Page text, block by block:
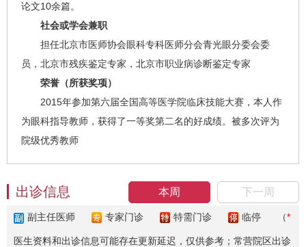
论文10余篇。
社会或学会兼职
担任北京市医师协会眼科专科医师分会青光眼分委会委
员，北京市残疾鉴定专家，北京市职业病诊断鉴定专家
荣誉（所获奖项）
2015年参加第六届全国高等医学院临床技能大赛，本人作
为眼科指导教师，获得了一等奖第二名的好成绩。被多次评为
院级优秀教师
本周 下一周
出诊信息
副主任医师 专家门诊 特需门诊 临停 （*
医生资料和出诊信息可能存在更新延迟，仅供参考；常营院区出诊